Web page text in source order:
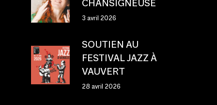
CHANSIGNEUSE
3 avril 2026
SOUTIEN AU
FESTIVAL JAZZ À
VAUVERT
28 avril 2026